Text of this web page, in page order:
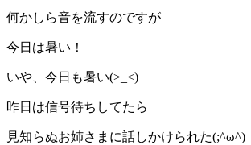
何かしら音を流すのですが
今日は暑い！
いや、今日も暑い(>_<)
昨日は信号待ちしてたら
見知らぬお姉さまに話しかけられた(;^ω^)